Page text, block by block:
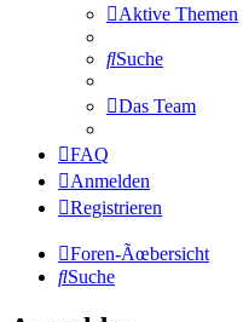
Aktive Themen
Suche
Das Team
FAQ
Anmelden
Registrieren
Foren-Ãœbersicht
Suche